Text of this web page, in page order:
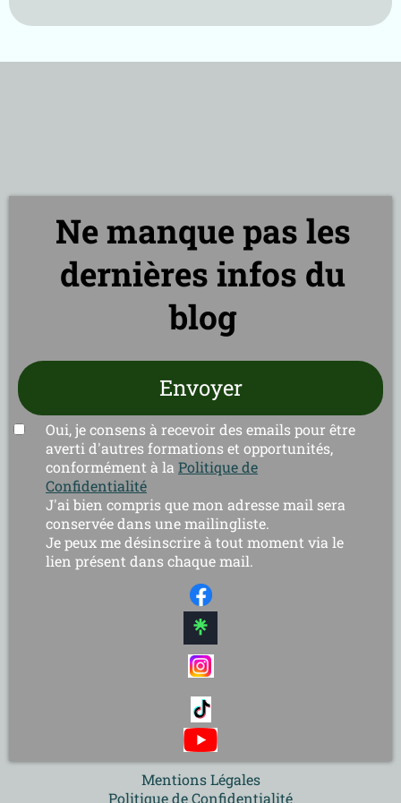
Ne manque pas les
dernières infos du
blog
Envoyer
Oui, je consens à recevoir des emails pour être
averti d'autres formations et opportunités,
conformément à la Politique de
Confidentialité
J'ai bien compris que mon adresse mail sera
conservée dans une mailingliste.
Je peux me désinscrire à tout moment via le
lien présent dans chaque mail.
Mentions Légales
Politique de Confidentialité